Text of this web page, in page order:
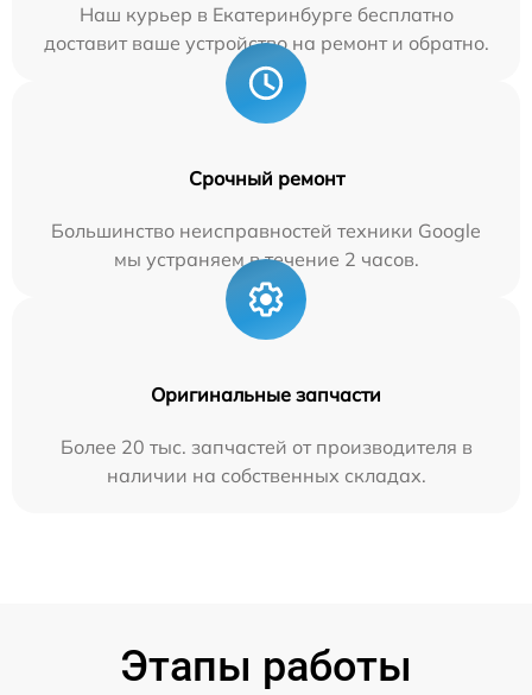
Наш курьер в Екатеринбурге бесплатно
доставит ваше устройство на ремонт и обратно.
Срочный ремонт
Большинство неисправностей техники Google
мы устраняем в течение 2 часов.
Оригинальные запчасти
Более 20 тыс. запчастей от производителя в
наличии на собственных складах.
Этапы работы